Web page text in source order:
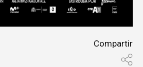
Compartir